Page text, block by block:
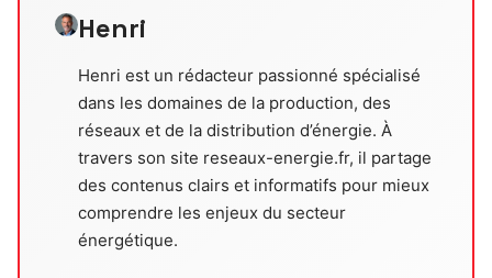
Henri
Henri est un rédacteur passionné spécialisé
dans les domaines de la production, des
réseaux et de la distribution d’énergie. À
travers son site reseaux-energie.fr, il partage
des contenus clairs et informatifs pour mieux
comprendre les enjeux du secteur
énergétique.